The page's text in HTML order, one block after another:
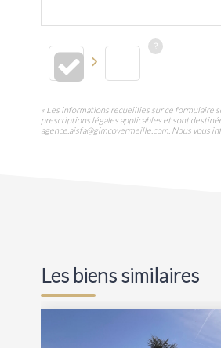
« Les informations recueillies sur ce formulaire
prescriptions légales applicables et sont
agence.aisfa@gimcovermeille.com. Nous vous
Les biens similaires